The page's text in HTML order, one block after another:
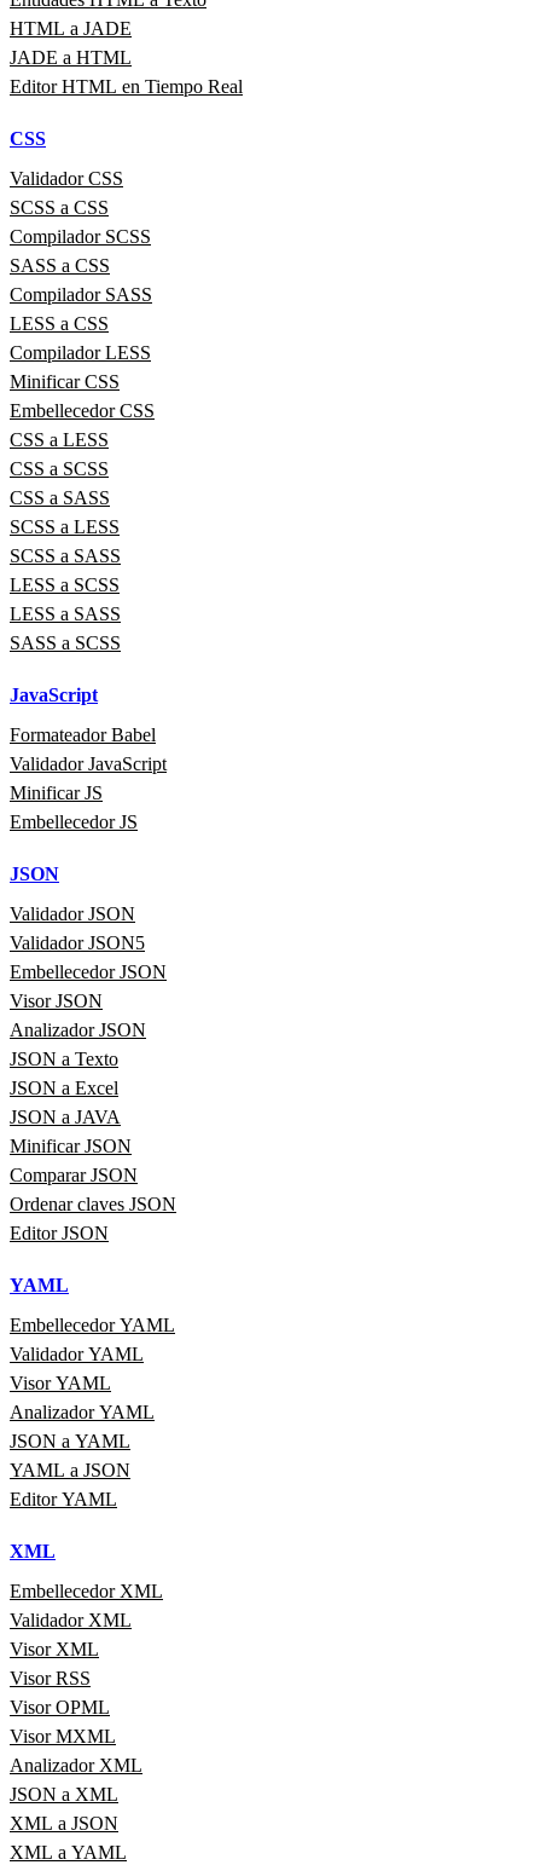
HTML a JADE
JADE a HTML
Editor HTML en Tiempo Real
CSS
Validador CSS
SCSS a CSS
Compilador SCSS
SASS a CSS
Compilador SASS
LESS a CSS
Compilador LESS
Minificar CSS
Embellecedor CSS
CSS a LESS
CSS a SCSS
CSS a SASS
SCSS a LESS
SCSS a SASS
LESS a SCSS
LESS a SASS
SASS a SCSS
JavaScript
Formateador Babel
Validador JavaScript
Minificar JS
Embellecedor JS
JSON
Validador JSON
Validador JSON5
Embellecedor JSON
Visor JSON
Analizador JSON
JSON a Texto
JSON a Excel
JSON a JAVA
Minificar JSON
Comparar JSON
Ordenar claves JSON
Editor JSON
YAML
Embellecedor YAML
Validador YAML
Visor YAML
Analizador YAML
JSON a YAML
YAML a JSON
Editor YAML
XML
Embellecedor XML
Validador XML
Visor XML
Visor RSS
Visor OPML
Visor MXML
Analizador XML
JSON a XML
XML a JSON
XML a YAML